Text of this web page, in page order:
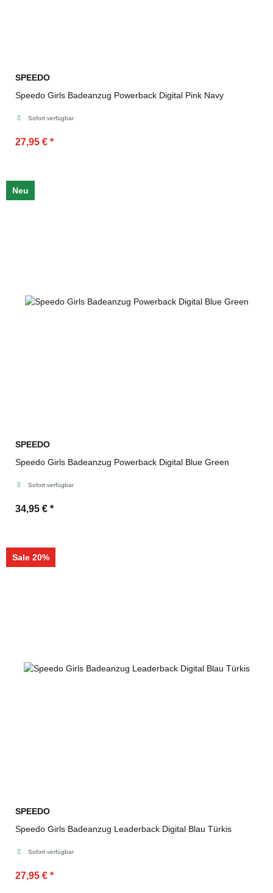
SPEEDO
Speedo Girls Badeanzug Powerback Digital Pink Navy
Sofort verfügbar
27,95 € *
Neu
SPEEDO
Speedo Girls Badeanzug Powerback Digital Blue Green
Sofort verfügbar
34,95 € *
Sale 20%
SPEEDO
Speedo Girls Badeanzug Leaderback Digital Blau Türkis
Sofort verfügbar
27,95 € *